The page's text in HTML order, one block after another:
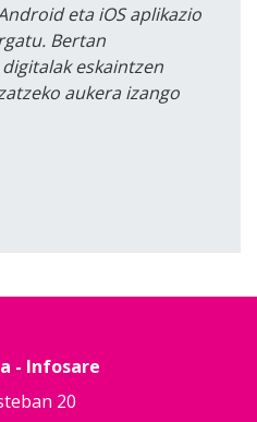
eta iOS aplikazio
Bertan
eskaintzen
aukera izango
- Infosare
20